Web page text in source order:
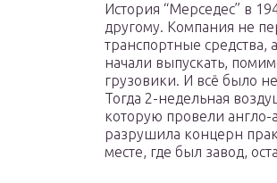
История “Мерседес” в
другому. Компания не
транспортные средства,
начали выпускать,
грузовики. И всё было
Тогда 2-недельная
которую провели
разрушила концерн
месте, где был завод,